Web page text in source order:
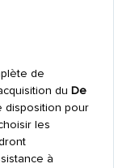
de
du De
disposition pour
les
à